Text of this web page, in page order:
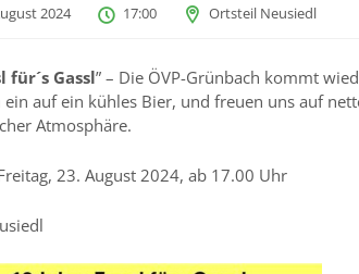
2024 17:00 Ortsteil Neusiedl
für´s Gassl” – Die ÖVP-Grünbach kommt
ein auf ein kühles Bier, und freuen uns auf
Atmosphäre.
23. August 2024, ab 17.00 Uhr